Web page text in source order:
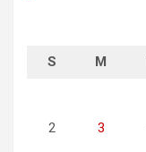
S M
2 3